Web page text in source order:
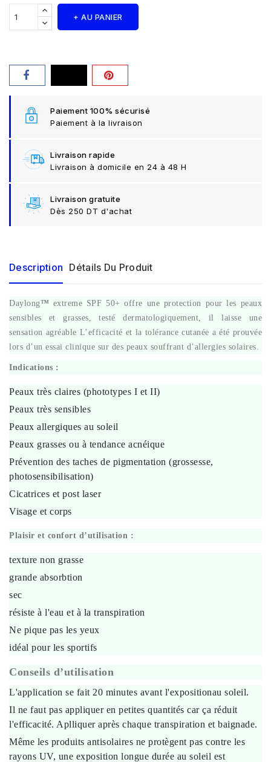
+ AU PANIER
Paiement 100% sécurisé
Paiement à la livraison
Livraison rapide
Livraison à domicile en 24 à 48 H
Livraison gratuite
Dès 250 DT d'achat
Description Détails Du Produit
Daylong™ extreme SPF 50+ offre une protection pour les peaux
sensibles et grasses, testé dermatologiquement, il laisse une
sensation agréable L’efficacité et la tolérance cutanée a été prouvée
lors d’un essai clinique sur des peaux souffrant d’allergies solaires.
Indications :
Peaux très claires (phototypes I et II)
Peaux très sensibles
Peaux allergiques au soleil
Peaux grasses ou à tendance acnéique
Prévention des taches de pigmentation (grossesse,
photosensibilisation)
Cicatrices et post laser
Visage et corps
Plaisir et confort d’utilisation :
texture non grasse
grande absorbtion
sec
résiste à l'eau et à la transpiration
Ne pique pas les yeux
idéal pour les sportifs
Conseils d’utilisation
L'application se fait 20 minutes avant l'expositionau soleil.
Il ne faut pas appliquer en petites quantités car ça réduit
l'efficacité. Aplliquer après chaque transpiration et baignade.
Même les produits antisolaires ne protègent pas contre les
rayons UV, une exposition longue durée au soleil est